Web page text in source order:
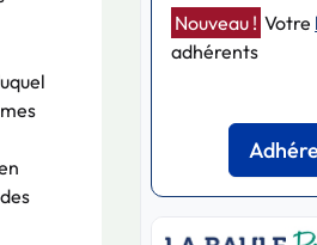
Nouveau ! Votre
adhérents